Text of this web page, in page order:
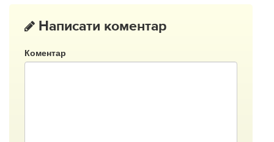
Написати коментар
Коментар